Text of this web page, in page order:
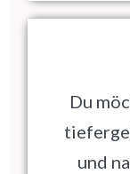
Du
und